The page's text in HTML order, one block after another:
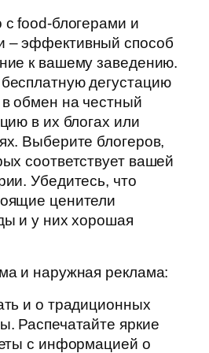
с food-блогерами и
– эффективный способ
к вашему заведению.
дегустацию
обмен на честный
в их блогах или
Выберите блогеров,
соответствует вашей
Убедитесь, что
ценители
и у них хорошая
и наружная реклама:
и о традиционных
Распечатайте яркие
с информацией о